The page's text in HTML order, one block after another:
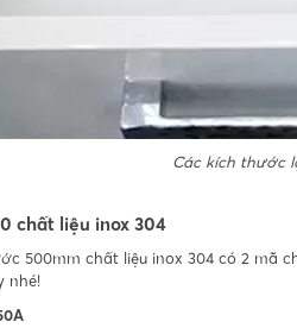
Các kích thước
chất liệu inox 304
500mm chất liệu inox 304 có 2 mã
nhé!